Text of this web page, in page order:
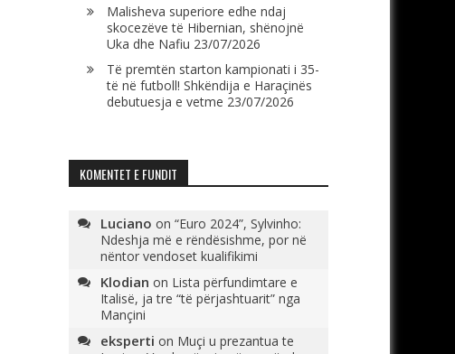
Malisheva superiore edhe ndaj
skocezëve të Hibernian, shënojnë
Uka dhe Nafiu 23/07/2026
Të premtën starton kampionati i 35-
të në futboll! Shkëndija e Haraçinës
debutuesja e vetme 23/07/2026
KOMENTET E FUNDIT
Luciano on “Euro 2024”, Sylvinho:
Ndeshja më e rëndësishme, por në
nëntor vendoset kualifikimi
Klodian on Lista përfundimtare e
Italisë, ja tre “të përjashtuarit” nga
Mançini
eksperti on Muçi u prezantua te